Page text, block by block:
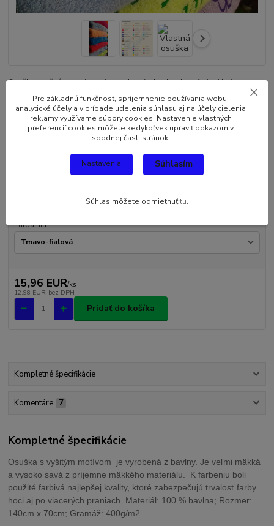
Osuška s vyšitým motívom je vyrobená z bavlny. Je veľmi mäkká a
vysoko savá z príjemne mäkkého materiálu. K farbeniu boli použité
farbivá najlepšej kvality, ktoré zabezpečujú trvalosť farby hoci aj po
viacerých praniach. Materiál: 100 % bavlna; Rozmer: 140cm x 70cm;
Gramáž: 400g/m2 Návod: 1.-Vyber...celý popis
Skladom
Farba nití
15,96 EUR/ks
12,98 EUR bez DPH
Pridať do košíka
Kompletné špecifikácie
Komentáre 7
Kompletné špecifikácie
Osuška s vyšitým motívom je vyrobená z bavlny. Je veľmi mäkká
a vysoko savá z príjemne mäkkého materiálu. K farbeniu boli
použité farbivá najlepšej kvality, ktoré zabezpečujú trvalosť farby
hoci aj po viacerých praniach. Materiál: 100 % bavlna; Rozmer:
140cm x 70cm; Gramáž: 400g/m2
Pre základnú funkčnosť, spríjemnenie používania webu,
analytické účely a v prípade udelenia súhlasu aj na účely cielenia
reklamy využívame súbory cookies. Nastavenie vlastných
preferencií cookies môžete kedykoľvek upraviť odkazom v
spodnej časti stránok.
Nastavenia Súhlasím
Súhlas môžete odmietnuťtu.